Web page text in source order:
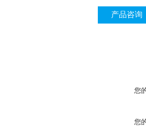
产品咨询
您
您